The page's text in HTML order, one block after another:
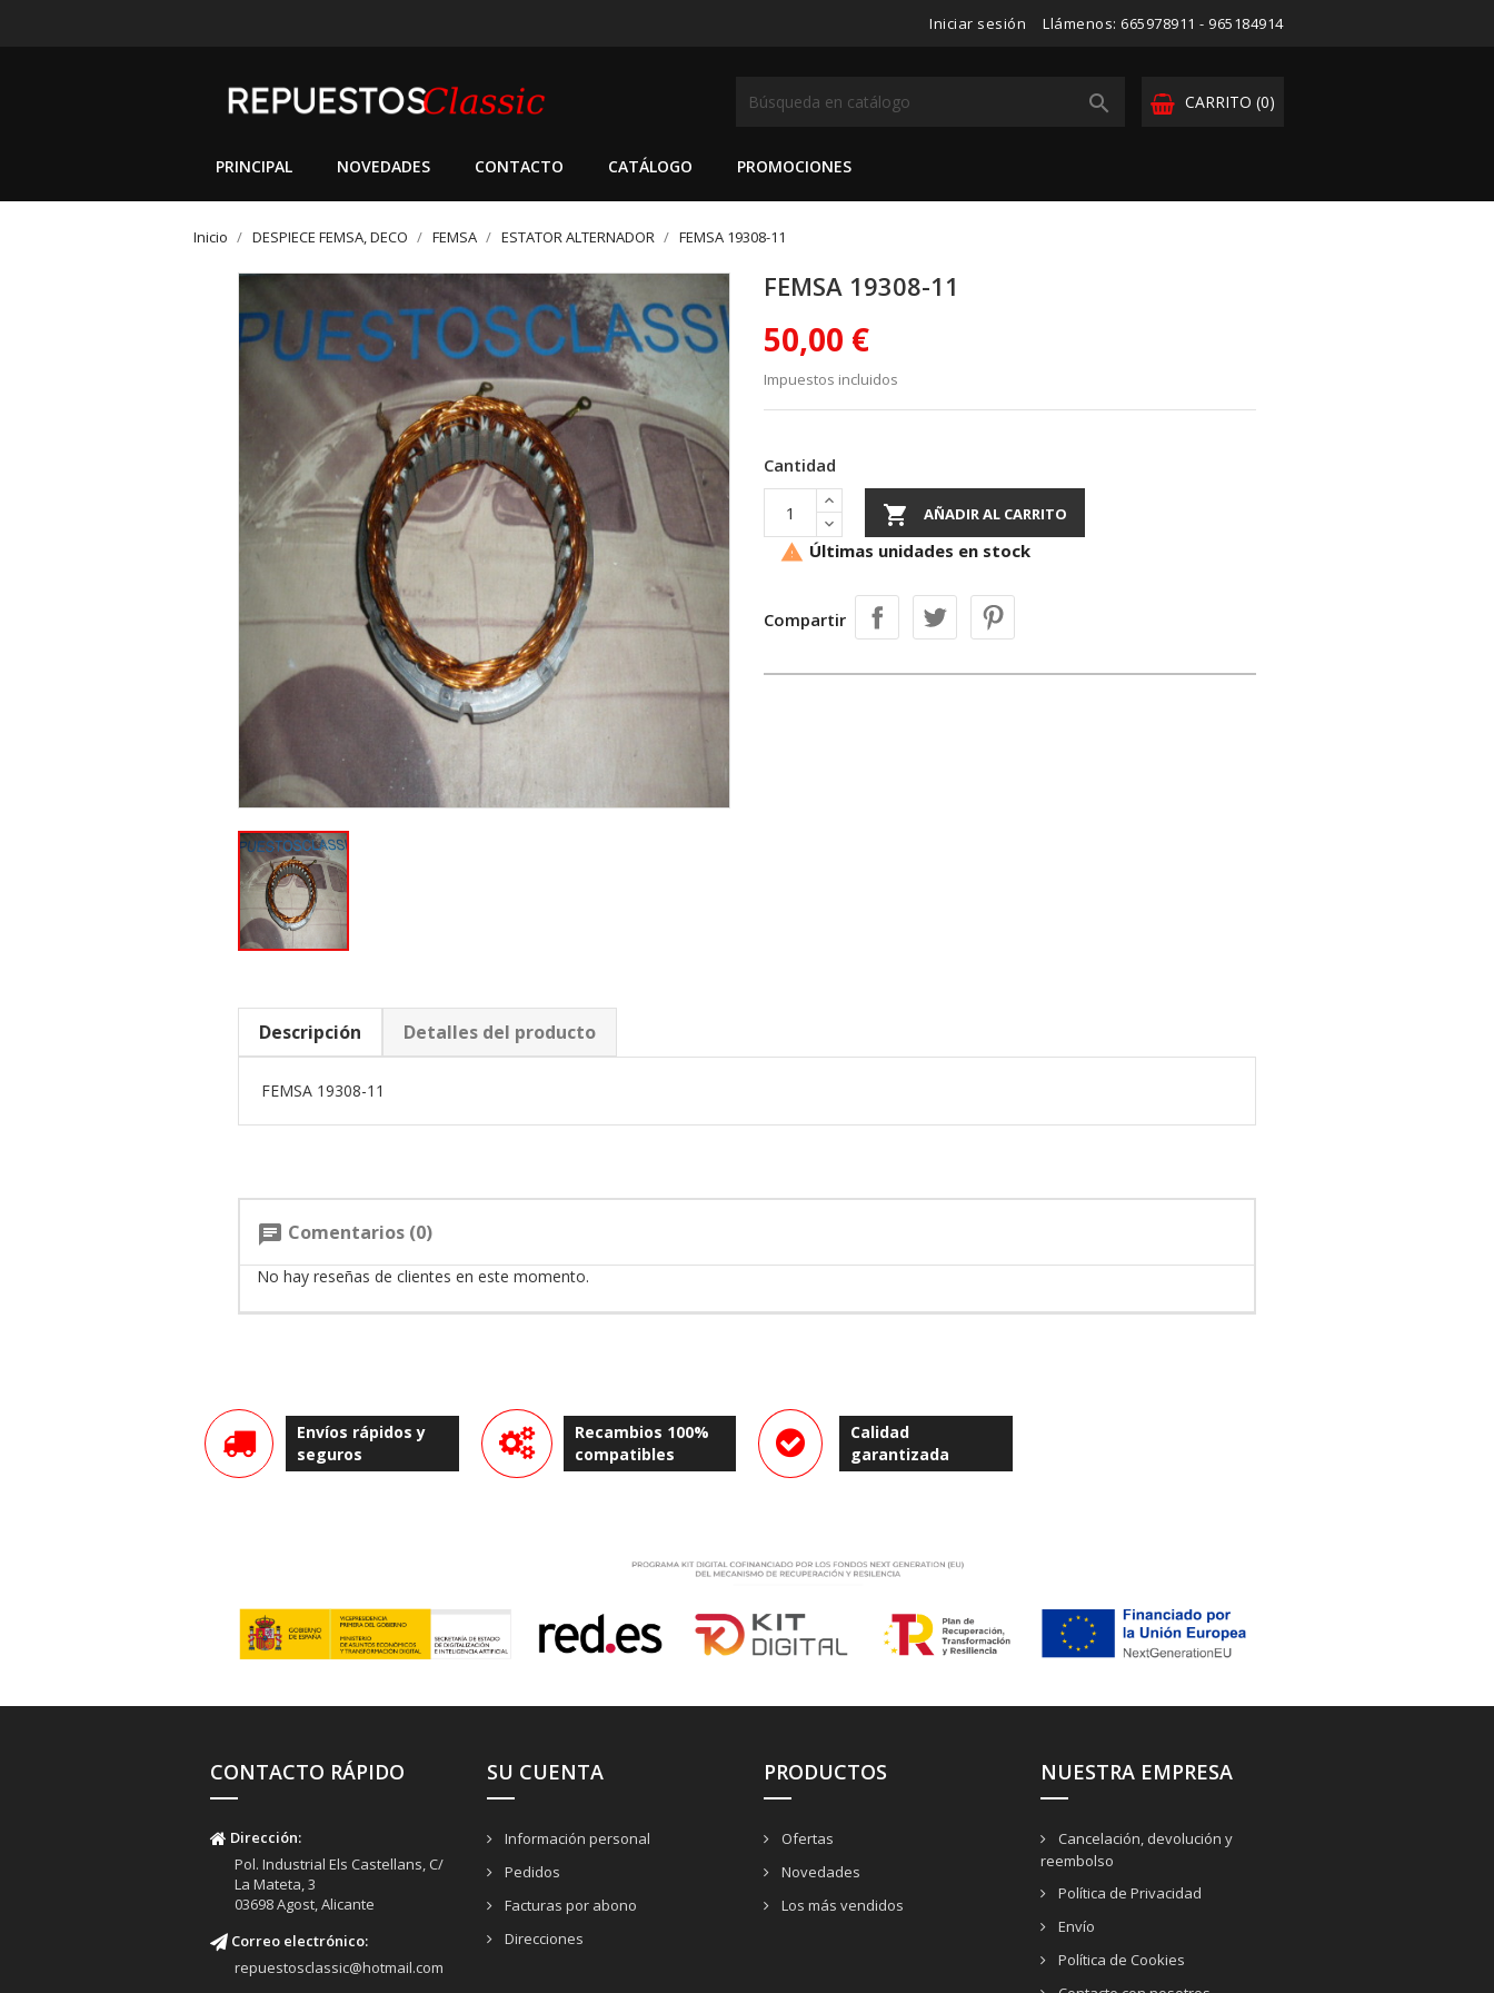
Iniciar sesión Llámenos: 665978911 - 965184914
CARRITO (0)

PRINCIPAL NOVEDADES CONTACTO CATÁLOGO PROMOCIONES
Inicio DESPIECE FEMSA, DECO FEMSA ESTATOR ALTERNADOR FEMSA 19308-11
FEMSA 19308-11
50,00 €
Impuestos incluidos
Cantidad
 AÑADIR AL CARRITO
 Últimas unidades en stock
Compartir
Descripción Detalles del producto
FEMSA 19308-11
chat Comentarios (0)
No hay reseñas de clientes en este momento.
Envíos rápidos y
seguros
Recambios 100%
compatibles
Calidad
garantizada
CONTACTO RÁPIDO
Dirección:
Pol. Industrial Els Castellans, C/
La Mateta, 3
03698 Agost, Alicante
Correo electrónico:
repuestosclassic@hotmail.com
SU CUENTA
Información personal
Pedidos
Facturas por abono
Direcciones
PRODUCTOS
Ofertas
Novedades
Los más vendidos
NUESTRA EMPRESA
Cancelación, devolución y
reembolso
Política de Privacidad
Envío
Política de Cookies